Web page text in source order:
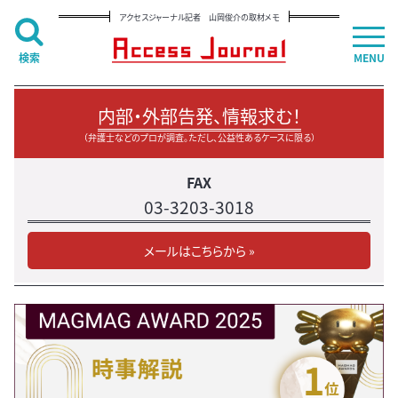
アクセスジャーナル記者 山岡俊介の取材メモ
内部・外部告発、情報求む！
（弁護士などのプロが調査。ただし、公益性あるケースに限る）
FAX
03-3203-3018
メールはこちらから »
MENU
検索